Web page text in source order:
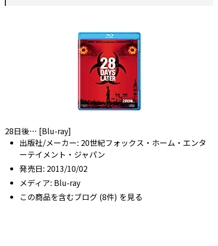
28日後… [Blu-ray]
出版社/メーカー: 20世紀フォックス・ホーム・エンタ
ーテイメント・ジャパン
発売日: 2013/10/02
メディア: Blu-ray
この商品を含むブログ (8件) を見る